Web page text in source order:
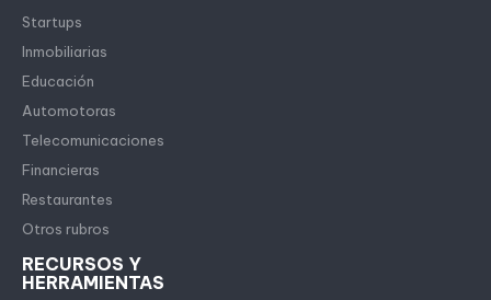
Startups
Inmobiliarias
Educación
Automotoras
Telecomunicaciones
Financieras
Restaurantes
Otros rubros
RECURSOS Y
HERRAMIENTAS